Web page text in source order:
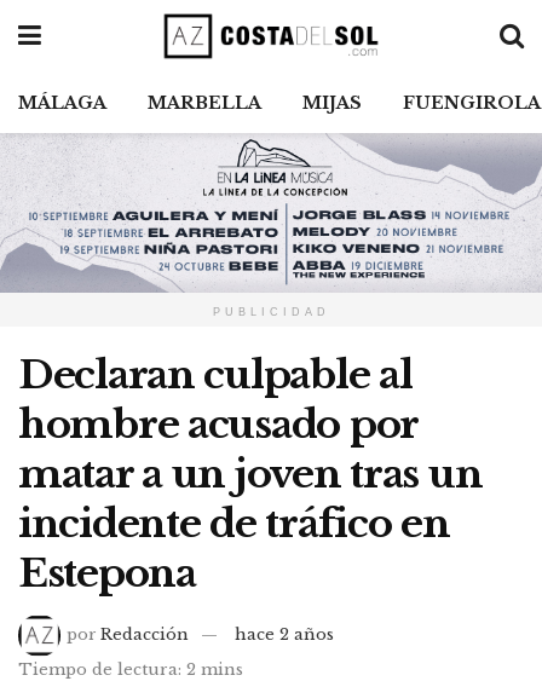
MÁLAGA MARBELLA MIJAS FUENGIROLA
PUBLICIDAD
Declaran culpable al
hombre acusado por
matar a un joven tras un
incidente de tráfico en
Estepona
por Redacción
hace 2 años
Tiempo de lectura: 2 mins